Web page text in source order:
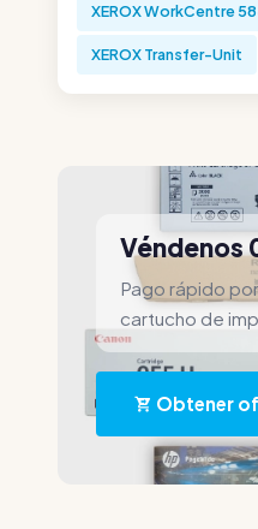
XEROX WorkCentre
XEROX Transfer-Unit
Véndenos
Pago rápido
cartucho de
Obtener